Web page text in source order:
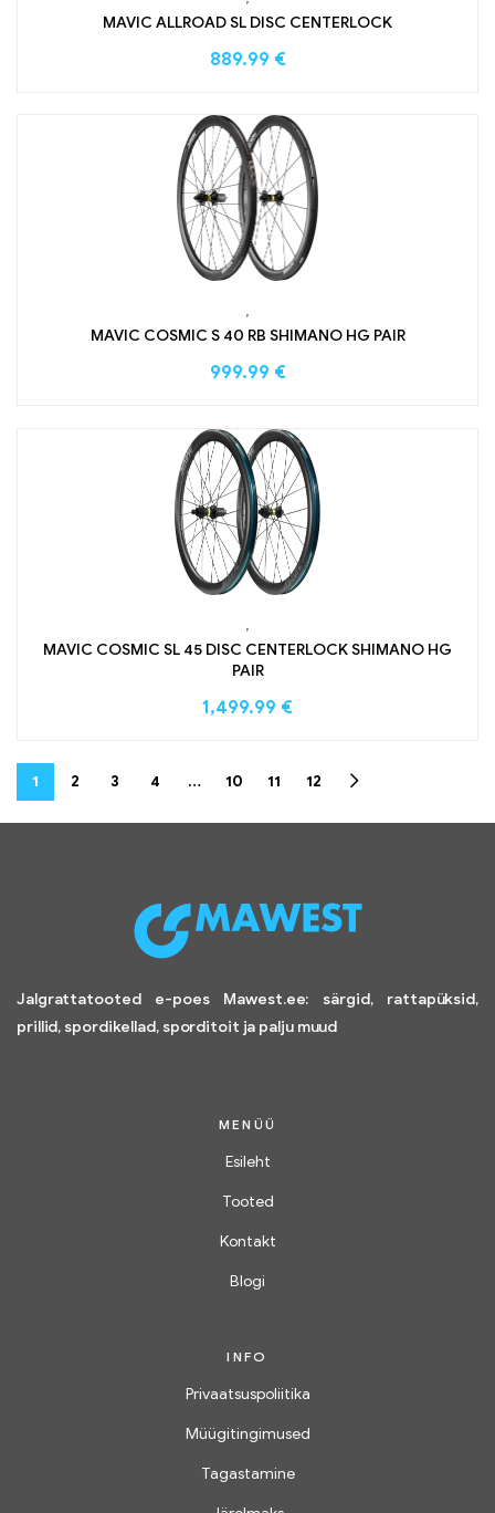
MAVIC ALLROAD SL DISC CENTERLOCK
889.99 €
,
MAVIC COSMIC S 40 RB SHIMANO HG PAIR
999.99 €
,
MAVIC COSMIC SL 45 DISC CENTERLOCK SHIMANO HG
PAIR
1,499.99 €
1 2 3 4 … 10 11 12
Jalgrattatooted e-poes Mawest.ee: särgid, rattapüksid,
prillid, spordikellad, sporditoit ja palju muud
MENÜÜ
Esileht
Tooted
Kontakt
Blogi
INFO
Privaatsuspoliitika
Müügitingimused
Tagastamine